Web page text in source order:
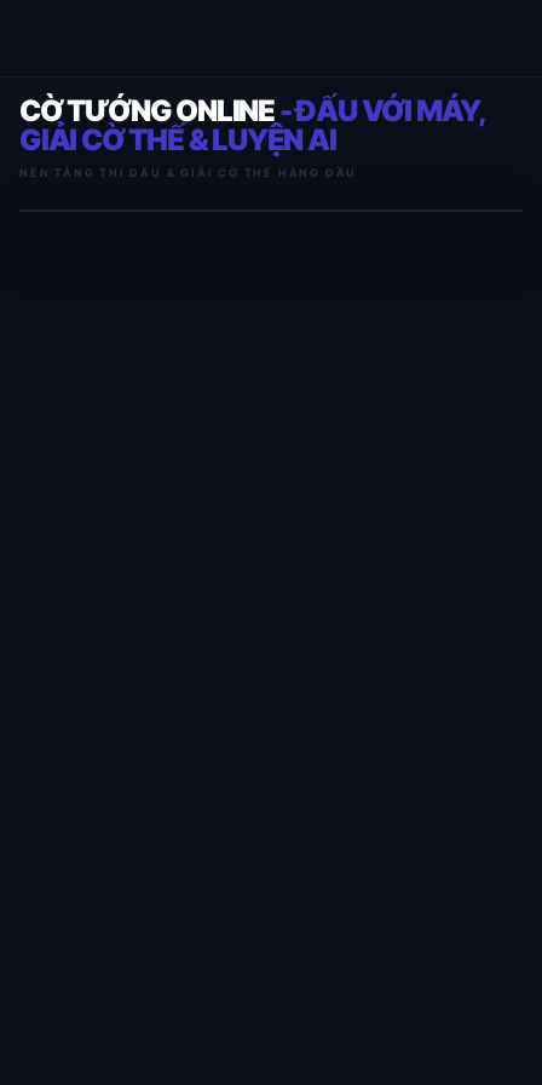
CỜ TƯỚNG ONLINE- ĐẤU VỚI MÁY,
GIẢI CỜ THẾ & LUYỆN AI
NỀN TẢNG THI ĐẤU & GIẢI CỜ THẾ HÀNG ĐẦU